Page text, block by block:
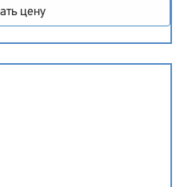
цену